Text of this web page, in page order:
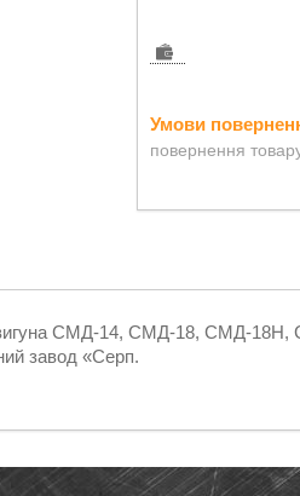
повернення
двигуна СМД-14, СМД-18, СМД-
завод «Серп.